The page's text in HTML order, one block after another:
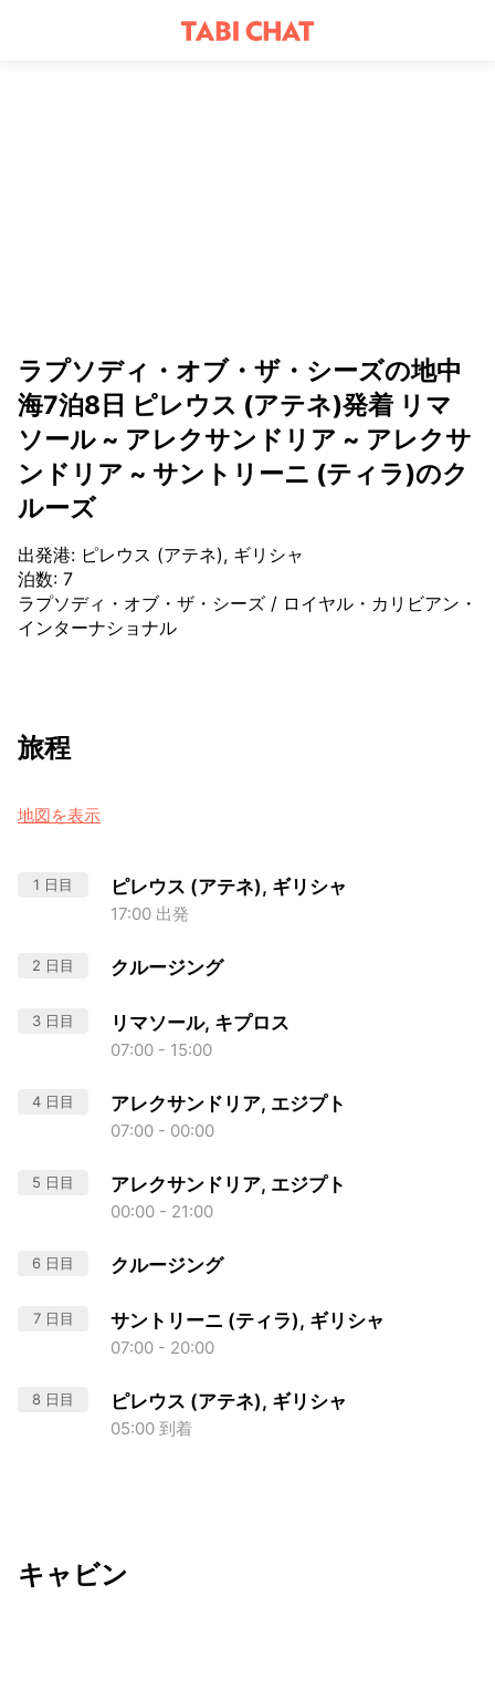
ラプソディ・オブ・ザ・シーズの地中
海7泊8日 ピレウス (アテネ)発着 リマ
ソール ~ アレクサンドリア ~ アレクサ
ンドリア ~ サントリーニ (ティラ)のク
ルーズ
出発港: ピレウス (アテネ), ギリシャ
泊数: 7
ラプソディ・オブ・ザ・シーズ / ロイヤル・カリビアン・
インターナショナル
旅程
地図を表示
1 日目 ピレウス (アテネ), ギリシャ
17:00 出発
2 日目 クルージング
3 日目 リマソール, キプロス
07:00 - 15:00
4 日目 アレクサンドリア, エジプト
07:00 - 00:00
5 日目 アレクサンドリア, エジプト
00:00 - 21:00
6 日目 クルージング
7 日目 サントリーニ (ティラ), ギリシャ
07:00 - 20:00
8 日目 ピレウス (アテネ), ギリシャ
05:00 到着
キャビン